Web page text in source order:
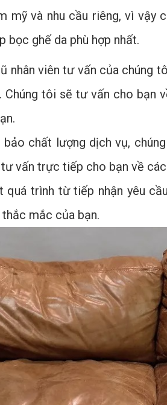
mỹ và nhu cầu riêng, vì
bọc ghế da phù hợp nhất.
nhân viên tư vấn của chúng
tôi sẽ tư vấn cho bạn
chất lượng dịch vụ,
vấn trực tiếp cho bạn về các
quá trình từ tiếp nhận yêu
mắc của bạn.